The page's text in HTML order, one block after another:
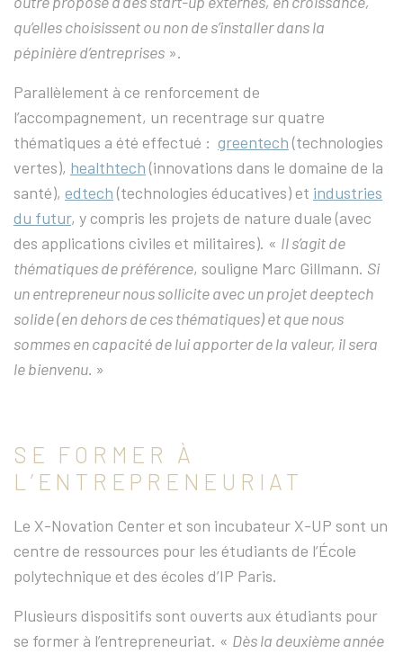
qu’elles choisissent ou non de s’installer dans la
pépinière d’entreprises ».
Parallèlement à ce renforcement de
l’accompagnement, un recentrage sur quatre
thématiques a été effectué : greentech(technologies
vertes), healthtech(innovations dans le domaine de la
santé), edtech(technologies éducatives) et industries
du futur, y compris les projets de nature duale (avec
des applications civiles et militaires). « Il s’agit de
thématiques de préférence, souligne Marc Gillmann. Si
un entrepreneur nous sollicite avec un projet deeptech
solide (en dehors de ces thématiques) et que nous
sommes en capacité de lui apporter de la valeur, il sera
le bienvenu. »
SE FORMER À
L’ENTREPRENEURIAT
Le X-Novation Center et son incubateur X-UP sont un
centre de ressources pour les étudiants de l’École
polytechnique et des écoles d’IP Paris.
Plusieurs dispositifs sont ouverts aux étudiants pour
se former à l’entrepreneuriat. « Dès la deuxième année